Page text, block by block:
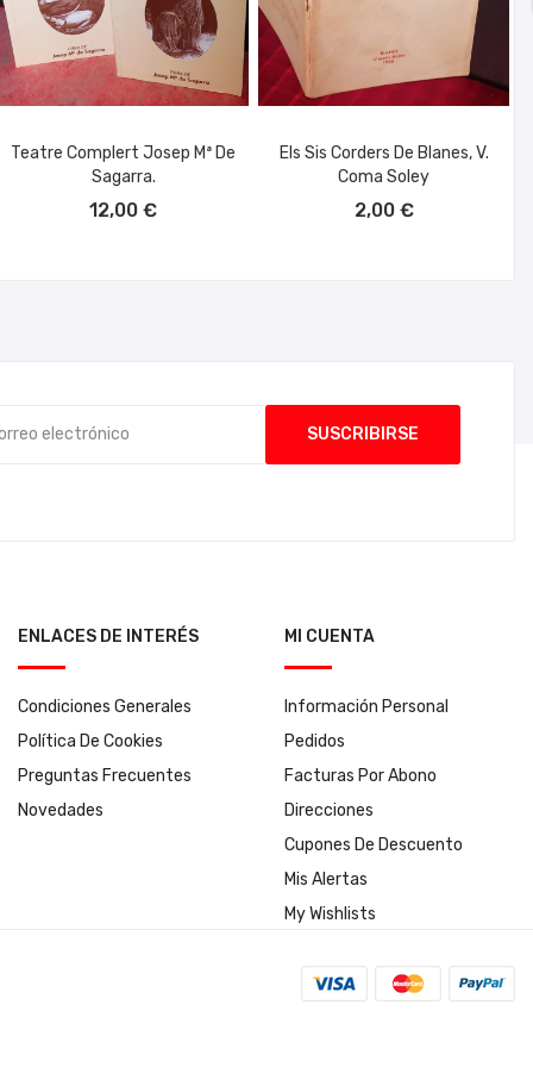
Teatre Complert Josep Mª De
Sagarra.
12,00 €
AÑADIR AL CARRITO
Els Sis Corders De Blanes, V.
Coma Soley
2,00 €
ENLACES DE INTERÉS
Condiciones Generales
Política De Cookies
Preguntas Frecuentes
Novedades
MI CUENTA
Información Personal
Pedidos
Facturas Por Abono
Direcciones
Cupones De Descuento
Mis Alertas
My Wishlists